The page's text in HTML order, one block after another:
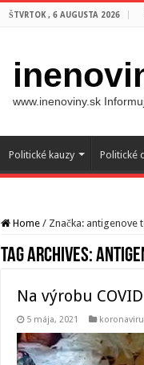
ŠTVRTOK , 6 AUGUSTA 2026
www.inenoviny.sk
Politické kauzy Politické
Home / Značka: antigenove
Tag Archives:
Na výrobu
5 mája, 2021